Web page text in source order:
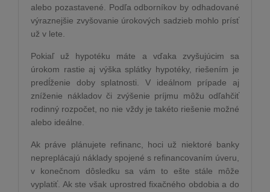
alebo pozastavené. Podľa odborníkov by odhadované
výraznejšie zvyšovanie úrokových sadzieb mohlo prísť
už v lete.
Pokiaľ už hypotéku máte a vďaka zvyšujúcim sa
úrokom rastie aj výška splátky hypotéky, riešením je
predĺženie doby splatnosti. V ideálnom prípade aj
zníženie nákladov či zvýšenie príjmu môžu odľahčiť
rodinný rozpočet, no nie vždy je takéto riešenie možné
alebo ideálne.
Ak práve plánujete refinanc, hoci už niektoré banky
nepreplácajú náklady spojené s refinancovaním úveru,
v konečnom dôsledku sa vám to ešte stále môže
vyplatiť. Ak ste však uprostred fixačného obdobia a do